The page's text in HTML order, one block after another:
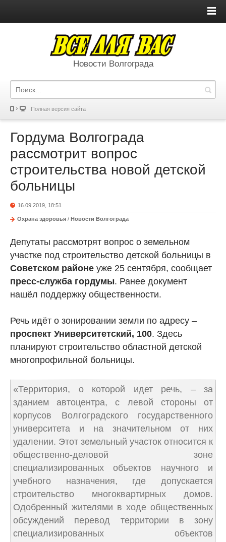
Новости Волгограда
Полная версия сайта
Гордума Волгограда
рассмотрит вопрос
строительства новой детской
больницы
16.09.2019, 18:51
Охрана здоровья / Новости Волгограда
Депутаты рассмотрят вопрос о земельном
участке под строительство детской больницы в
Советском районе уже 25 сентября, сообщает
пресс-служба гордумы. Ранее документ
нашёл поддержку общественности.
Речь идёт о зонировании земли по адресу –
проспект Университетский, 100. Здесь
планируют строительство областной детской
многопрофильной больницы.
«Территория, о которой идет речь, – за
зданием автоцентра, с левой стороны от
корпусов Волгоградского государственного
университета и на значительном от них
удалении. Этот земельный участок относится к
общественно-деловой зоне
специализированных объектов научного и
учебного назначения, где допускается
строительство многоквартирных домов.
Одобренный жителями в ходе общественных
обсуждений перевод территории в зону
специализированных объектов